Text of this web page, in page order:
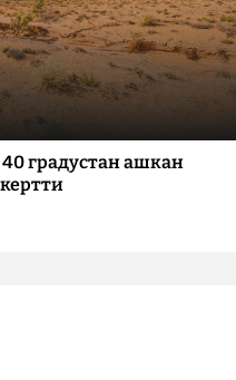
градустан ашкан